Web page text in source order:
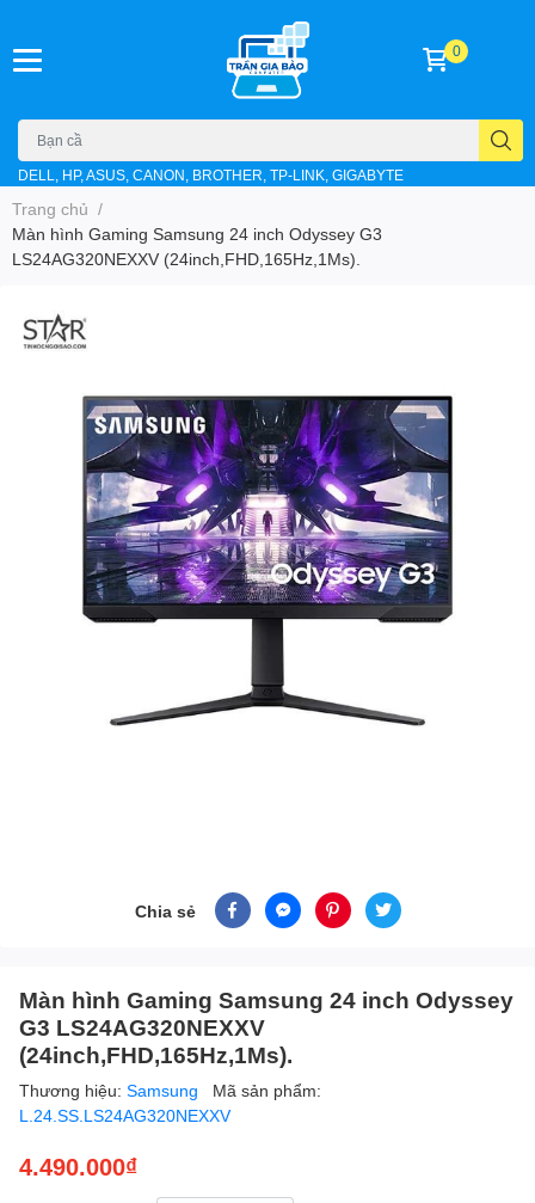
DELL, HP, ASUS, CANON, BROTHER, TP-LINK, GIGABYTE
0
Trang chủ /
Màn hình Gaming Samsung 24 inch Odyssey G3
LS24AG320NEXXV (24inch,FHD,165Hz,1Ms).
Chia sẻ
Màn hình Gaming Samsung 24 inch Odyssey
G3 LS24AG320NEXXV
(24inch,FHD,165Hz,1Ms).
Thương hiệu: Samsung
Mã sản phẩm:
L.24.SS.LS24AG320NEXXV
4.490.000₫